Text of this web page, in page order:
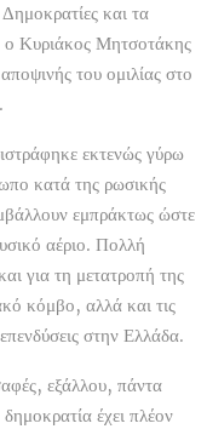
και τα
ο Κυριάκος Μητσοτάκης
του ομιλίας στο
εκτενώς γύρω
κατά της ρωσικής
εμπράκτως ώστε
αέριο. Πολλή
για τη μετατροπή της
κόμβο, αλλά και τις
στην Ελλάδα.
εξάλλου, πάντα
έχει πλέον